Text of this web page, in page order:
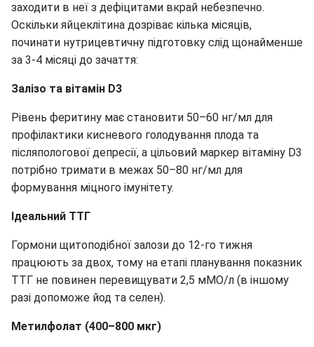
заходити в неї з дефіцитами вкрай небезпечно.
Оскільки яйцеклітина дозріває кілька місяців,
починати нутрицевтичну підготовку слід щонайменше
за 3-4 місяці до зачаття:
Залізо та вітамін D3
Рівень феритину має становити 50–60 нг/мл для
профілактики кисневого голодування плода та
післяпологової депресії, а цільовий маркер вітаміну D3
потрібно тримати в межах 50–80 нг/мл для
формування міцного імунітету.
Ідеальний ТТГ
Гормони щитоподібної залози до 12-го тижня
працюють за двох, тому на етапі планування показник
ТТГ не повинен перевищувати 2,5 мМО/л (в іншому
разі допоможе йод та селен).
Метилфолат (400–800 мкг)